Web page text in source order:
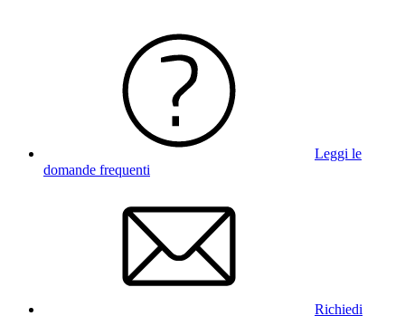
Leggi le
domande frequenti
Richiedi